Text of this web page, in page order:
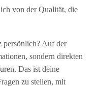
von der Qualität, die
persönlich? Auf der
sondern direkten
Das ist deine
zu stellen, mit